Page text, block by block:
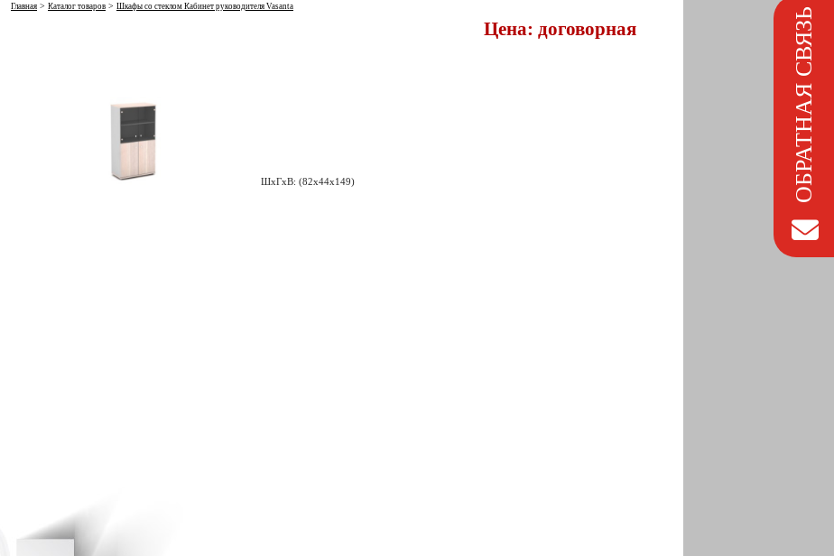
ОБРАТНАЯ СВЯЗЬ
Главная > Каталог товаров > Шкафы со стеклом Кабинет руководителя Vasanta
Цена: договорная
ШxГxВ: (82x44x149)